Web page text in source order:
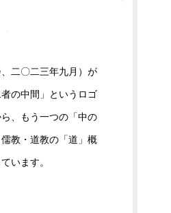
二〇二三年九月）が
の中間」というロゴ
、もう一つの「中の
教・道教の「道」概
います。